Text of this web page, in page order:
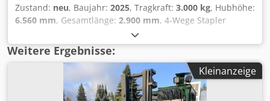
Zustand: neu, Baujahr: 2025, Tragkraft: 3.000 kg, Hubhöhe:
6.560 mm, Gesamtlänge: 2.900 mm, 4-Wege Stapler
Combilift CBE 3000 Csdpfx Amjxn A Iqsksrf Antrieb Elektro
Baujahr 2025 Hubhöhe (mm) 6.560 Tragkraft (kg) 3.000
Weitere Ergebnisse:
Kleinanzeige